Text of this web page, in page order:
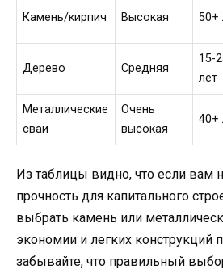
Камень/кирпич Высокая 50+
Дерево Средняя
15-
лет
Металлические
сваи
Очень
высокая
40+
Из таблицы видно, что если вам
прочность для капитального
выбрать камень или
экономии и легких конструкций
забывайте, что правильный